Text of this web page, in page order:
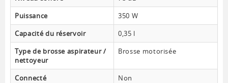
Puissance
350 W
Capacité du réservoir
0,35 l
Type de brosse aspirateur /
nettoyeur
Brosse motorisée
Connecté Non